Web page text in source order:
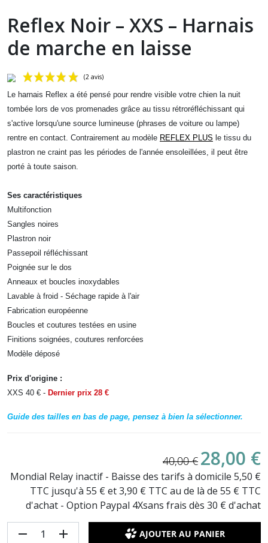
Reflex Noir – XXS – Harnais
de marche en laisse
Le harnais Reflex a été pensé pour rendre visible votre chien la nuit
tombée lors de vos promenades grâce au tissu rétroréfléchissant qui
s'active lorsqu'une source lumineuse (phrases de voiture ou lampe)
rentre en contact. Contrairement au modèle REFLEX PLUS le tissu du
plastron ne craint pas les périodes de l'année ensoleillées, il peut être
porté à toute saison.
Ses caractéristiques
Multifonction
Sangles noires
Plastron noir
Passepoil réfléchissant
Poignée sur le dos
Anneaux et boucles inoxydables
Lavable à froid - Séchage rapide à l'air
Fabrication européenne
Boucles et coutures testées en usine
Finitions soignées, coutures renforcées
Modèle déposé
Prix d'origine :
XXS 40 € - Dernier prix 28 €
Guide des tailles en bas de page, pensez à bien la sélectionner.
40,00 € 28,00 €
Mondial Relay inactif - Baisse des tarifs à domicile 5,50 €
TTC jusqu'à 55 € et 3,90 € TTC au de là de 55 € TTC
d'achat - Option Paypal 4Xsans frais dès 30 € d'achat
remove add AJOUTER AU PANIER